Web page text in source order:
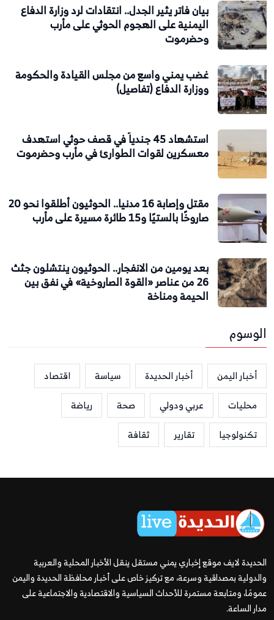
بيان فاتر يثير الجدل.. انتقادات لرد وزارة الدفاع
اليمنية على الهجوم الحوثي على مأرب
وحضرموت
غضب يمني واسع من مجلس القيادة والحكومة
ووزارة الدفاع (تفاصيل)
استشهاد 45 جندياً في قصف حوثي استهدف
معسكرين لقوات الطوارئ في مأرب وحضرموت
مقتل وإصابة 16 مدنيا.. الحوثيون أطلقوا نحو 20
صاروخًا بالستيًا و15 طائرة مسيرة على مأرب
بعد يومين من الانفجار.. الحوثيون ينتشلون جثث
26 من عناصر «القوة الصاروخية» في نفق بين
الحيمة ومناخة
الوسوم
أخبار اليمن أخبار الحديدة سياسة
اقتصاد
محليات
عربي ودولي صحة
رياضة
تكنولوجيا
تقارير ثقافة
الحديدة لايف موقع إخباري يمني مستقل ينقل الأخبار المحلية والعربية
والدولية بمصداقية وسرعة، مع تركيز خاص على أخبار محافظة الحديدة واليمن
عمومًا، ومتابعة مستمرة للأحداث السياسية والاقتصادية والاجتماعية على
مدار الساعة.